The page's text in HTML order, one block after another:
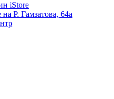
iStore
Р. Гамзатова, 64а